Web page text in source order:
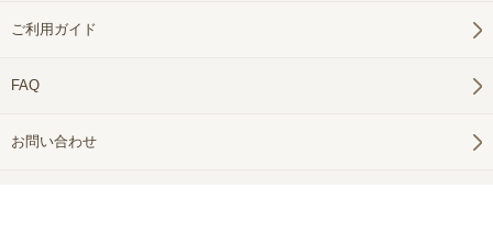
ご利用ガイド
FAQ
お問い合わせ